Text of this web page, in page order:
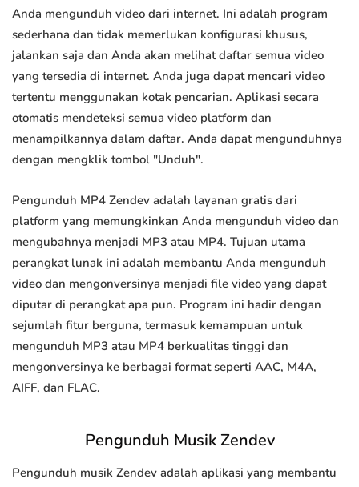
Anda mengunduh video dari internet. Ini adalah program
sederhana dan tidak memerlukan konfigurasi khusus,
jalankan saja dan Anda akan melihat daftar semua video
yang tersedia di internet. Anda juga dapat mencari video
tertentu menggunakan kotak pencarian. Aplikasi secara
otomatis mendeteksi semua video platform dan
menampilkannya dalam daftar. Anda dapat mengunduhnya
dengan mengklik tombol "Unduh".
Pengunduh MP4 Zendev adalah layanan gratis dari
platform yang memungkinkan Anda mengunduh video dan
mengubahnya menjadi MP3 atau MP4. Tujuan utama
perangkat lunak ini adalah membantu Anda mengunduh
video dan mengonversinya menjadi file video yang dapat
diputar di perangkat apa pun. Program ini hadir dengan
sejumlah fitur berguna, termasuk kemampuan untuk
mengunduh MP3 atau MP4 berkualitas tinggi dan
mengonversinya ke berbagai format seperti AAC, M4A,
AIFF, dan FLAC.
Pengunduh Musik Zendev
Pengunduh musik Zendev adalah aplikasi yang membantu